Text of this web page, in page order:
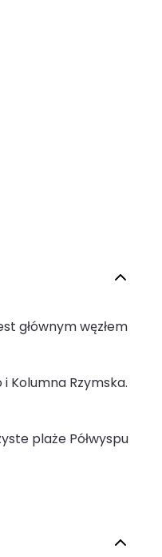
głównym węzłem
Kolumna Rzymska.
plaże Półwyspu